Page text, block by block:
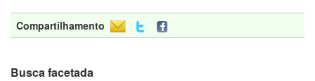
Compartilhamento
Busca facetada